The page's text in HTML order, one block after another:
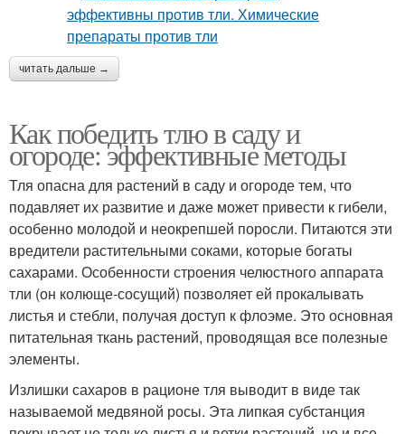
читать дальше →
Как победить тлю в саду и
огороде: эффективные методы
Тля опасна для растений в саду и огороде тем, что
подавляет их развитие и даже может привести к гибели,
особенно молодой и неокрепшей поросли. Питаются эти
вредители растительными соками, которые богаты
сахарами. Особенности строения челюстного аппарата
тли (он колюще-сосущий) позволяет ей прокалывать
листья и стебли, получая доступ к флоэме. Это основная
питательная ткань растений, проводящая все полезные
элементы.
Излишки сахаров в рационе тля выводит в виде так
называемой медвяной росы. Эта липкая субстанция